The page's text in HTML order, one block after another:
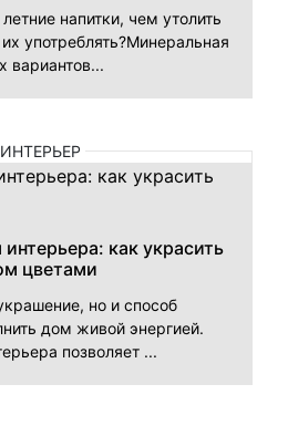
напитки, чем утолить
употреблять?Минеральная
вариантов...
ИНТЕРЬЕР
как украсить
цветами
но и способ
дом живой энергией.
позволяет ...